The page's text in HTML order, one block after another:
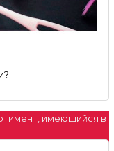
имеющийся в